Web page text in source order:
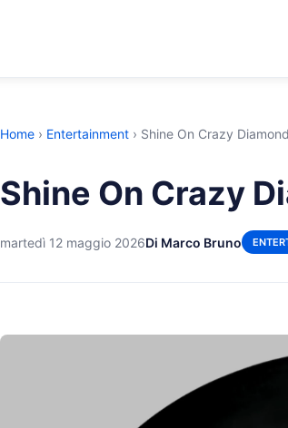
Home › Entertainment › Shine On Crazy
Shine On Crazy
martedì 12 maggio 2026Di Marco Bruno